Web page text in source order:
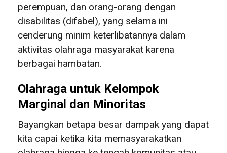
perempuan, dan orang-orang dengan
disabilitas (difabel), yang selama ini
cenderung minim keterlibatannya dalam
aktivitas olahraga masyarakat karena
berbagai hambatan.
Olahraga untuk Kelompok
Marginal dan Minoritas
Bayangkan betapa besar dampak yang dapat
kita capai ketika kita memasyarakatkan